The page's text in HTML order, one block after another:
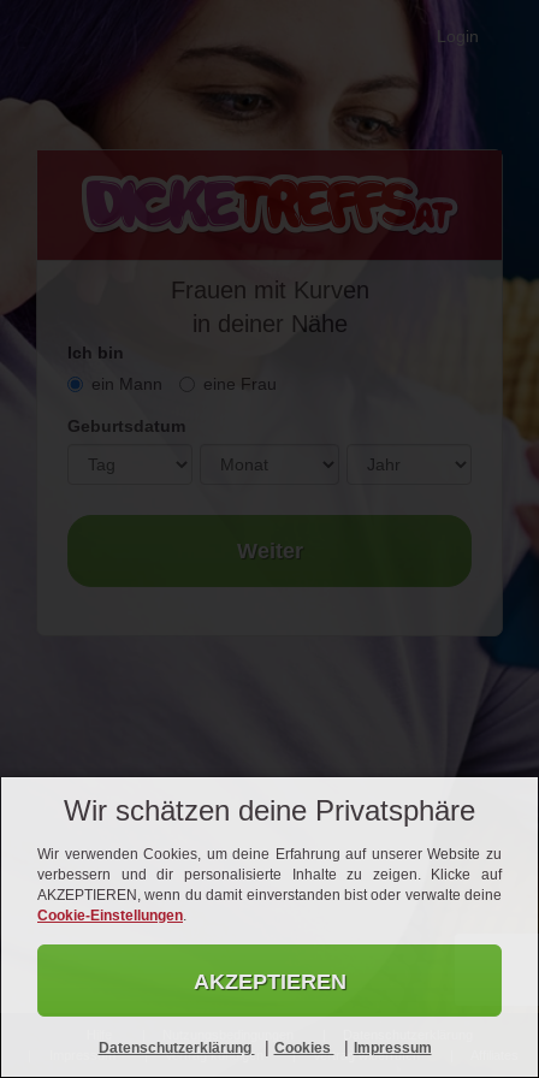
Login
Frauen mit Kurven
in deiner Nähe
Ich bin
ein Mann
eine Frau
Geburtsdatum
Weiter
Impressum
Vertrag kündigen Vertrag widerrufen
Wir schätzen deine Privatsphäre
Wir verwenden Cookies, um deine Erfahrung auf unserer Website zu
verbessern und dir personalisierte Inhalte zu zeigen. Klicke auf
AKZEPTIEREN, wenn du damit einverstanden bist oder verwalte deine
Cookie-Einstellungen.
AKZEPTIEREN
Datenschutzerklärung | Cookies | Impressum